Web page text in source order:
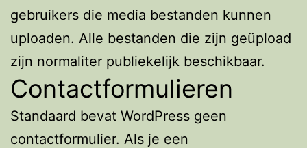
gebruikers die media bestanden kunnen
uploaden. Alle bestanden die zijn geüpload
zijn normaliter publiekelijk beschikbaar.
Contactformulieren
Standaard bevat WordPress geen
contactformulier. Als je een